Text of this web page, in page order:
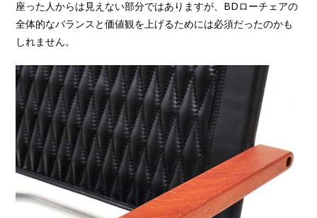
座った人からは見えない部分ではありますが、BDローチェアの
全体的なバランスと価値観を上げるためには必須だったのかも
しれません。